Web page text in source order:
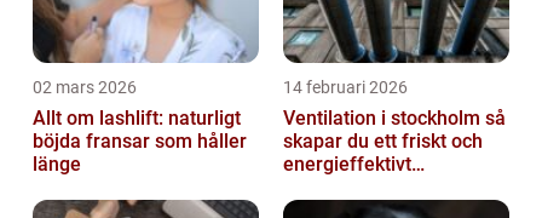
02 mars 2026
Allt om lashlift: naturligt
böjda fransar som håller
länge
14 februari 2026
Ventilation i stockholm så
skapar du ett friskt och
energieffektivt